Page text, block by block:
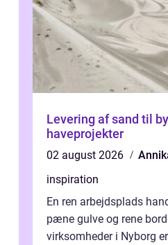
Levering af sand til
haveprojekter
02 august 2026
inspiration
En ren arbejdsplads
pæne gulve og rene
virksomheder i Nyborg